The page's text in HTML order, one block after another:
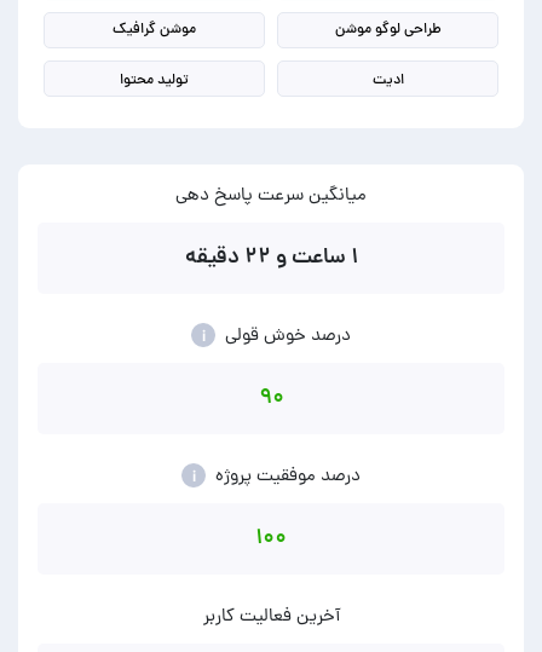
طراحی لوگو موشن موشن گرافیک
ادیت تولید محتوا
میانگین سرعت پاسخ دهی
۱ ساعت و ۲۲ دقیقه
درصد خوش قولی i
۹۰
درصد موفقیت پروژه i
۱۰۰
آخرین فعالیت کاربر